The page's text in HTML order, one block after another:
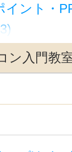
イント・
ス スペ
作(4)
ミングそ
ン入門教